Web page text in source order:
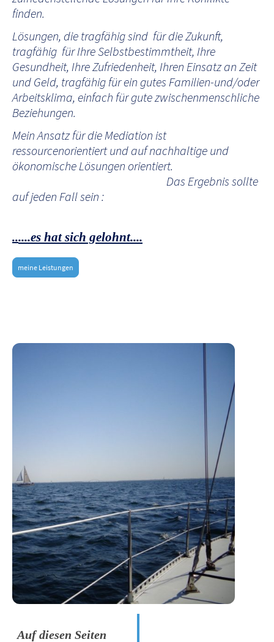
finden.
Lösungen, die tragfähig sind für die Zukunft,
tragfähig für Ihre Selbstbestimmtheit, Ihre
Gesundheit, Ihre Zufriedenheit, Ihren Einsatz an Zeit
und Geld, tragfähig für ein gutes Familien-und/oder
Arbeitsklima, einfach für gute zwischenmenschliche
Beziehungen.
Mein Ansatz für die Mediation ist
ressourcenorientiert und auf nachhaltige und
ökonomische Lösungen orientiert.
Das Ergebnis sollte
auf jeden Fall sein :
......es hat sich gelohnt....
meine Leistungen
Auf diesen Seiten